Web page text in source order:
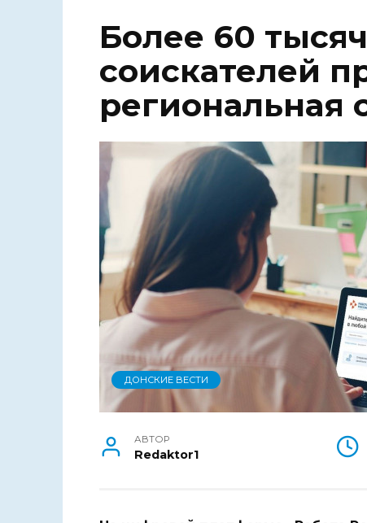
Более 60
соискателей
региональная
ДОНСКИЕ ВЕСТИ
АВТОР
Redaktor1